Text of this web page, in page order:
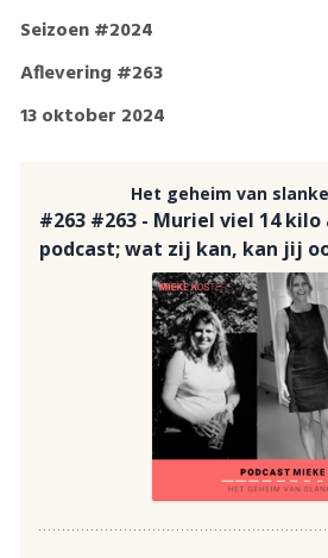
Seizoen #2024
Aflevering #263
13 oktober 2024